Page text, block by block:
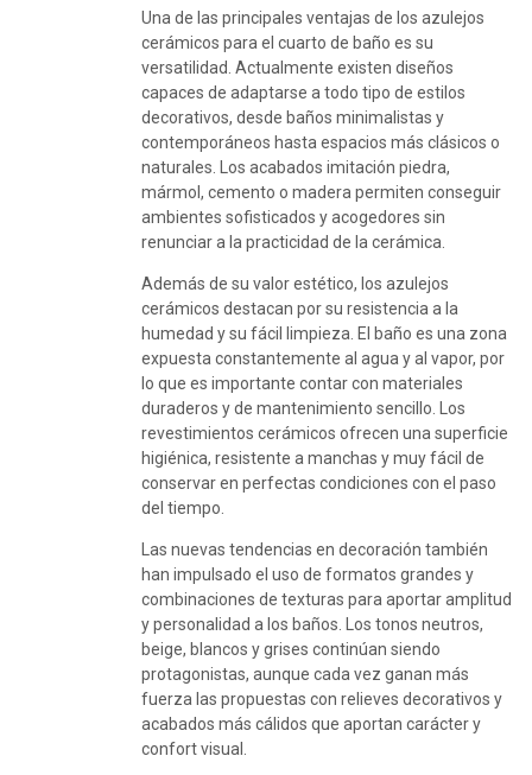
Una de las principales ventajas de los azulejos
cerámicos para el cuarto de baño es su
versatilidad. Actualmente existen diseños
capaces de adaptarse a todo tipo de estilos
decorativos, desde baños minimalistas y
contemporáneos hasta espacios más clásicos o
naturales. Los acabados imitación piedra,
mármol, cemento o madera permiten conseguir
ambientes sofisticados y acogedores sin
renunciar a la practicidad de la cerámica.
Además de su valor estético, los azulejos
cerámicos destacan por su resistencia a la
humedad y su fácil limpieza. El baño es una zona
expuesta constantemente al agua y al vapor, por
lo que es importante contar con materiales
duraderos y de mantenimiento sencillo. Los
revestimientos cerámicos ofrecen una superficie
higiénica, resistente a manchas y muy fácil de
conservar en perfectas condiciones con el paso
del tiempo.
Las nuevas tendencias en decoración también
han impulsado el uso de formatos grandes y
combinaciones de texturas para aportar amplitud
y personalidad a los baños. Los tonos neutros,
beige, blancos y grises continúan siendo
protagonistas, aunque cada vez ganan más
fuerza las propuestas con relieves decorativos y
acabados más cálidos que aportan carácter y
confort visual.